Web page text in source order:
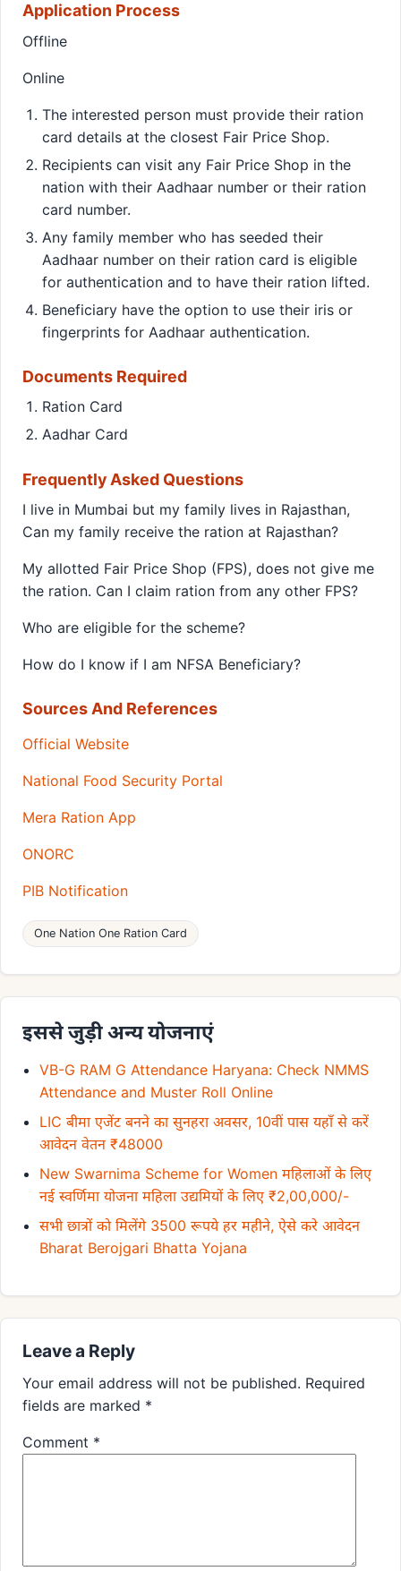
Application Process
Offline
Online
The interested person must provide their ration
card details at the closest Fair Price Shop.
Recipients can visit any Fair Price Shop in the
nation with their Aadhaar number or their ration
card number.
Any family member who has seeded their
Aadhaar number on their ration card is eligible
for authentication and to have their ration lifted.
Beneficiary have the option to use their iris or
fingerprints for Aadhaar authentication.
Documents Required
Ration Card
Aadhar Card
Frequently Asked Questions
I live in Mumbai but my family lives in Rajasthan,
Can my family receive the ration at Rajasthan?
My allotted Fair Price Shop (FPS), does not give me
the ration. Can I claim ration from any other FPS?
Who are eligible for the scheme?
How do I know if I am NFSA Beneficiary?
Sources And References
Official Website
National Food Security Portal
Mera Ration App
ONORC
PIB Notification
One Nation One Ration Card
इससे जुड़ी अन्य योजनाएं
VB-G RAM G Attendance Haryana: Check NMMS
Attendance and Muster Roll Online
LIC बीमा एजेंट बनने का सुनहरा अवसर, 10वीं पास यहाँ से करें
आवेदन वेतन ₹48000
New Swarnima Scheme for Women महिलाओं के लिए
नई स्वर्णिमा योजना महिला उद्यमियों के लिए ₹2,00,000/-
सभी छात्रों को मिलेंगे 3500 रूपये हर महीने, ऐसे करे आवेदन
Bharat Berojgari Bhatta Yojana
Leave a Reply
Your email address will not be published. Required
fields are marked *
Comment *